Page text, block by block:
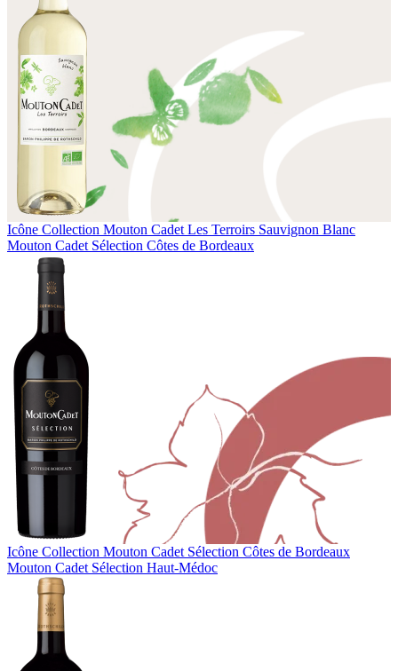
Icône Collection Mouton Cadet Les Terroirs Sauvignon Blanc
Mouton Cadet Sélection Côtes de Bordeaux
Icône Collection Mouton Cadet Sélection Côtes de Bordeaux
Mouton Cadet Sélection Haut-Médoc